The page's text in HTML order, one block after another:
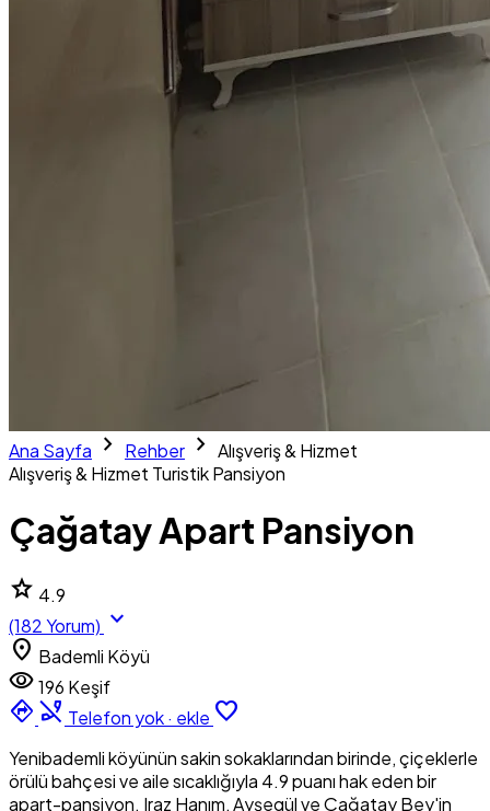
Ana Sayfa chevron_right Rehber chevron_right Alışveriş & Hizmet
Alışveriş & Hizmet Turistik Pansiyon
Çağatay Apart Pansiyon
star 4.9
(182 Yorum) expand_more
location_on Bademli Köyü
visibility196 Keşif
directions phone_disabled Telefon yok · ekle favorite_border
Yenibademli köyünün sakin sokaklarından birinde, çiçeklerle
örülü bahçesi ve aile sıcaklığıyla 4.9 puanı hak eden bir
apart-pansiyon. Iraz Hanım, Ayşegül ve Çağatay Bey'in